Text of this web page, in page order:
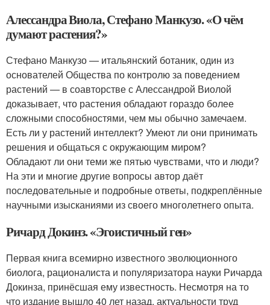
Алессандра Виола, Стефано Манкузо. «О чём
думают растения?»
Стефано Манкузо — итальянский ботаник, один из
основателей Общества по контролю за поведением
растений — в соавторстве с Алессандрой Виолой
доказывает, что растения обладают гораздо более
сложными способностями, чем мы обычно замечаем.
Есть ли у растений интеллект? Умеют ли они принимать
решения и общаться с окружающим миром?
Обладают ли они теми же пятью чувствами, что и люди?
На эти и многие другие вопросы автор даёт
последовательные и подробные ответы, подкреплённые
научными изысканиями из своего многолетнего опыта.
Ричард Докинз. «Эгоистичный ген»
Первая книга всемирно известного эволюционного
биолога, рационалиста и популяризатора науки Ричарда
Докинза, принёсшая ему известность. Несмотря на то
что издание вышло 40 лет назад, актуальности труд